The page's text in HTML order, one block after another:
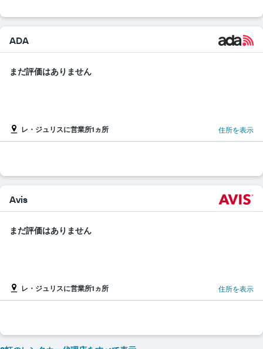
ADA
まだ評価はありません
レ・ジュリスに営業所1ヵ所 住所を表示
Avis
まだ評価はありません
レ・ジュリスに営業所1ヵ所 住所を表示